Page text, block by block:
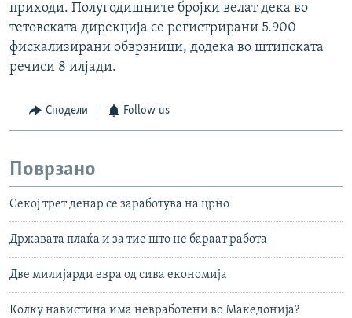
приходи. Полугодишните бројки велат дека во
тетовската дирекција се регистрирани 5.900
фискализирани обврзници, додека во штипската
речиси 8 илјади.
Сподели Follow us
Поврзано
Секој трет денар се заработува на црно
Државата плаќа и за тие што не бараат работа
Две милијарди евра од сива економија
Колку навистина има невработени во Македонија?